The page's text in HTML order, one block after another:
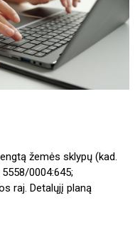
žemės sklypų (kad.
0004:645;
raj. Detalųjį planą